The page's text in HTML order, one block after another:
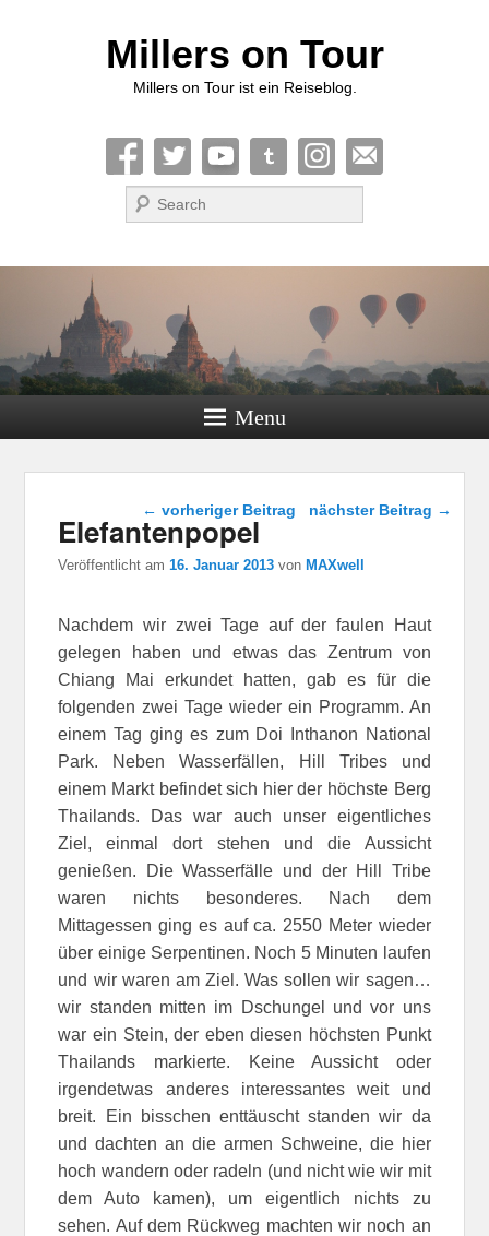
Millers on Tour
Millers on Tour ist ein Reiseblog.
Suche
Menu
Beitragsnavigation
← vorheriger Beitrag nächster Beitrag →
Elefantenpopel
Veröffentlicht am16. Januar 2013 vonMAXwell
Nachdem wir zwei Tage auf der faulen Haut
gelegen haben und etwas das Zentrum von
Chiang Mai erkundet hatten, gab es für die
folgenden zwei Tage wieder ein Programm. An
einem Tag ging es zum Doi Inthanon National
Park. Neben Wasserfällen, Hill Tribes und
einem Markt befindet sich hier der höchste Berg
Thailands. Das war auch unser eigentliches
Ziel, einmal dort stehen und die Aussicht
genießen. Die Wasserfälle und der Hill Tribe
waren nichts besonderes. Nach dem
Mittagessen ging es auf ca. 2550 Meter wieder
über einige Serpentinen. Noch 5 Minuten laufen
und wir waren am Ziel. Was sollen wir sagen…
wir standen mitten im Dschungel und vor uns
war ein Stein, der eben diesen höchsten Punkt
Thailands markierte. Keine Aussicht oder
irgendetwas anderes interessantes weit und
breit. Ein bisschen enttäuscht standen wir da
und dachten an die armen Schweine, die hier
hoch wandern oder radeln (und nicht wie wir mit
dem Auto kamen), um eigentlich nichts zu
sehen. Auf dem Rückweg machten wir noch an